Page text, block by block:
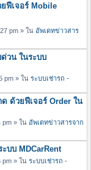
ฟีเจอร์ Mobile
pm » ใน อัพเดทข่าวสาร
วน ในระบบ
pm » ใน ระบบเช่ารถ -
ด ด้วยฟีเจอร์ Order ใน
pm » ใน อัพเดทข่าวสารจาก
บบ MDCarRent
pm » ใน ระบบเช่ารถ -